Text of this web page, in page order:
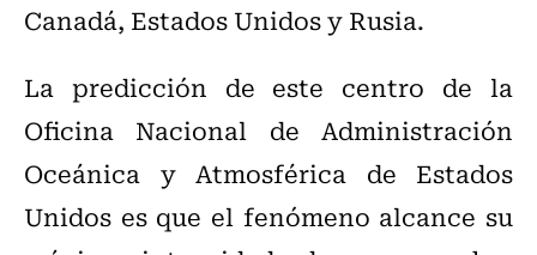
Canadá, Estados Unidos y Rusia.
La predicción de este centro de la
Oficina Nacional de Administración
Oceánica y Atmosférica de Estados
Unidos es que el fenómeno alcance su